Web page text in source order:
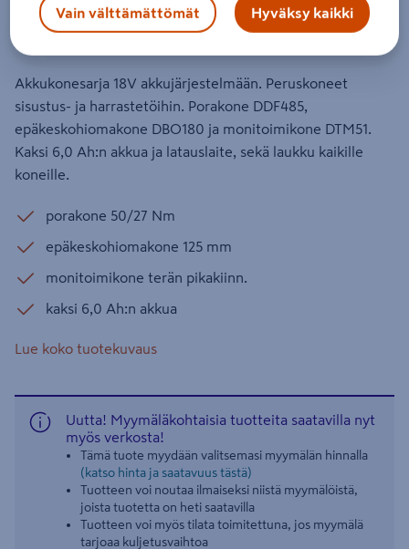
Tuotenumero:502299849 EAN-koodi 88381750905
Akkukonesarja 18V akkujärjestelmään. Peruskoneet
sisustus- ja harrastetöihin. Porakone DDF485,
epäkeskohiomakone DBO180 ja monitoimikone DTM51.
Kaksi 6,0 Ah:n akkua ja latauslaite, sekä laukku kaikille
koneille.
porakone 50/27 Nm
epäkeskohiomakone 125 mm
monitoimikone terän pikakiinn.
kaksi 6,0 Ah:n akkua
Lue koko tuotekuvaus
Uutta! Myymäläkohtaisia tuotteita saatavilla nyt
myös verkosta!
Tämä tuote myydään valitsemasi myymälän hinnalla
(katso hinta ja saatavuus tästä)
Tuotteen voi noutaa ilmaiseksi niistä myymälöistä,
joista tuotetta on heti saatavilla
Tuotteen voi myös tilata toimitettuna, jos myymälä
tarjoaa kuljetusvaihtoa
Vain välttämättömät Hyväksy kaikki